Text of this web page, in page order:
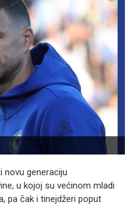
novu generaciju
u kojoj su većinom mladi
pa čak i tinejdžeri poput